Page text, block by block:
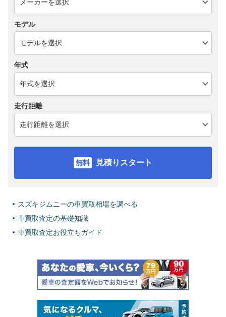
モデル
年式
走行距離
見積りスタート
スズキジムニーの車買取相場を調べる
車買取査定の基礎知識
車買取査定お役立ちガイド